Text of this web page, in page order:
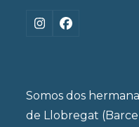
Instagram
Facebook
Somos dos
de Llobregat